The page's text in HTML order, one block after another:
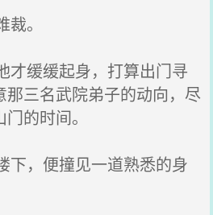
。
缓缓起身，打算出门寻
三名武院弟子的动向，尽
的时间。
，便撞见一道熟悉的身